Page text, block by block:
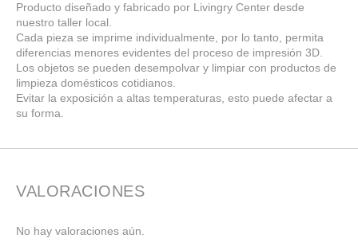
Producto diseñado y fabricado por Livingry Center desde
nuestro taller local.
Cada pieza se imprime individualmente, por lo tanto, permita
diferencias menores evidentes del proceso de impresión 3D.
Los objetos se pueden desempolvar y limpiar con productos de
limpieza domésticos cotidianos.
Evitar la exposición a altas temperaturas, esto puede afectar a
su forma.
VALORACIONES
No hay valoraciones aún.